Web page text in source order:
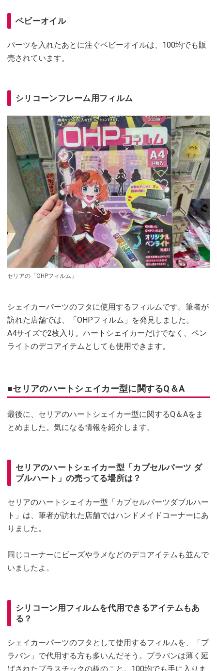
ベビーオイル
パーツを入れたあとに注ぐベビーオイルは、100均でも販
売されています。
シリコーンフレーム用フィルム
セリアの「OHPフィルム」
シェイカーパーツのフタに使用するフィルムです。筆者が
訪れた店舗では、「OHPフィルム」を発見しました。
A4サイズで2枚入り。ハートシェイカーだけでなく、ペン
ライトのデコアイテムとしても使用できます。
■セリアのハートシェイカー型に関するQ＆A
最後に、セリアのハートシェイカー型に関するQ＆Aをま
とめました。気になる情報を紹介します。
セリアのハートシェイカー型「カプセルパーツ ダ
ブルハート」の売ってる場所は？
セリアのハートシェイカー型「カプセルパーツダブルハー
ト」は、筆者が訪れた店舗ではハンドメイドコーナーにあ
りました。
同じコーナーにビーズやラメなどのデコアイテムも並んで
いましたよ。
シリコーン用フィルムを代用できるアイテムもあ
る？
シェイカーパーツのフタとして使用するフィルムを、「プ
ラバン」で代用する方も多いんだそう。プラバンは薄く延
ばされたプラスチックの板のこと。100均でも手に入りま